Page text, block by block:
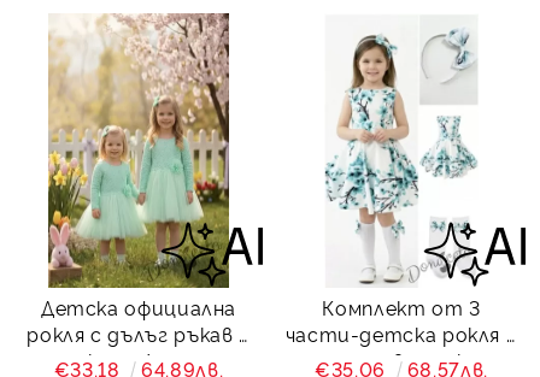
Детска официална
рокля с дълъг ръкав в
тюркоаз /мента с
€33.18 64.89лв.
Комплект от 3
части-детска рокля с
орхидеи в тюркоаз
€35.06 68.57лв.